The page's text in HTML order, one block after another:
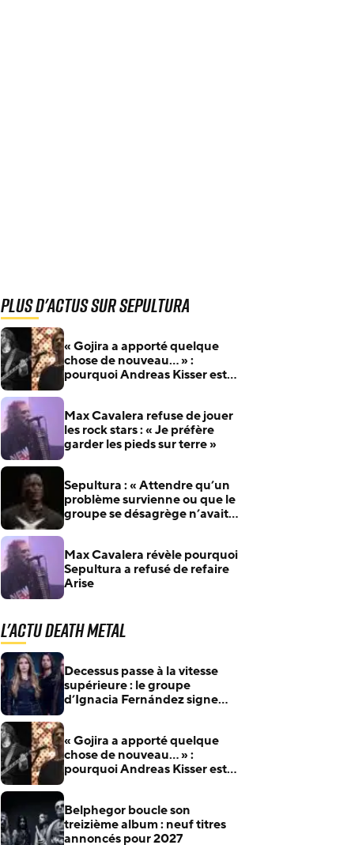
Plus d'actus sur Sepultura
« Gojira a apporté quelque
chose de nouveau… » :
pourquoi Andreas Kisser est si
Max Cavalera refuse de jouer
les rock stars : « Je préfère
garder les pieds sur terre »
Sepultura : « Attendre qu’un
problème survienne ou que le
groupe se désagrège n’avait
Max Cavalera révèle pourquoi
Sepultura a refusé de refaire
Arise
L'actu Death Metal
Decessus passe à la vitesse
supérieure : le groupe
d’Ignacia Fernández signe
« Gojira a apporté quelque
chose de nouveau… » :
pourquoi Andreas Kisser est si
Belphegor boucle son
treizième album : neuf titres
annoncés pour 2027